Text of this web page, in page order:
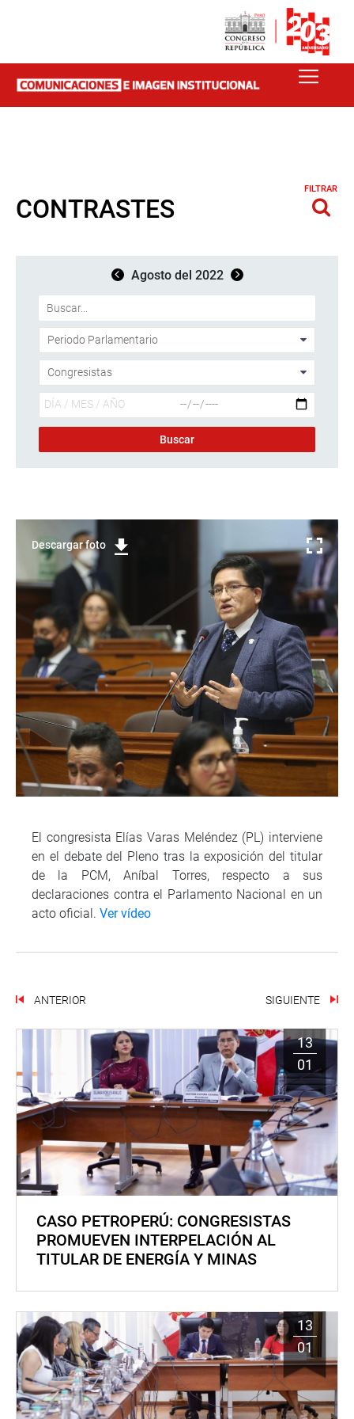
CONTRASTES
FILTRAR
Agosto del 2022
Descargar foto
El congresista Elías Varas Meléndez (PL) interviene
en el debate del Pleno tras la exposición del titular
de la PCM, Aníbal Torres, respecto a sus
declaraciones contra el Parlamento Nacional en un
acto oficial. Ver vídeo
ANTERIOR SIGUIENTE
13
01
CASO PETROPERÚ: CONGRESISTAS
PROMUEVEN INTERPELACIÓN AL
TITULAR DE ENERGÍA Y MINAS
13
01